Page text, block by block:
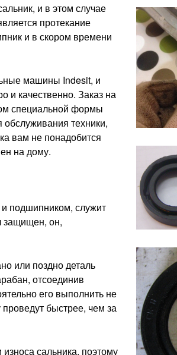
и в этом случае
протекание
и в скором времени
машины Indesit, и
и качественно. Заказ на
специальной формы
техники,
вам не понадобится
на дому.
подшипником, служит
защищен, он,
или поздно деталь
отсоединив
его выполнить не
быстрее, чем за
сальника, поэтому